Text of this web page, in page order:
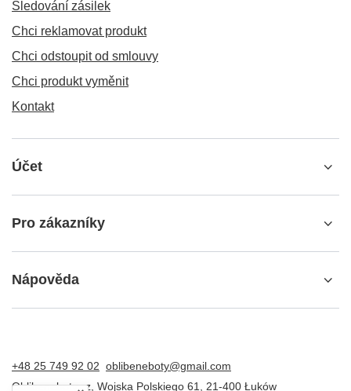
Sledování zásilek
Chci reklamovat produkt
Chci odstoupit od smlouvy
Chci produkt vyměnit
Kontakt
Účet
Pro zákazníky
Nápověda
+48 25 749 92 02 oblibeneboty@gmail.com
Oblibeneboty.cz Wojska Polskiego 61 21-400 Łuków